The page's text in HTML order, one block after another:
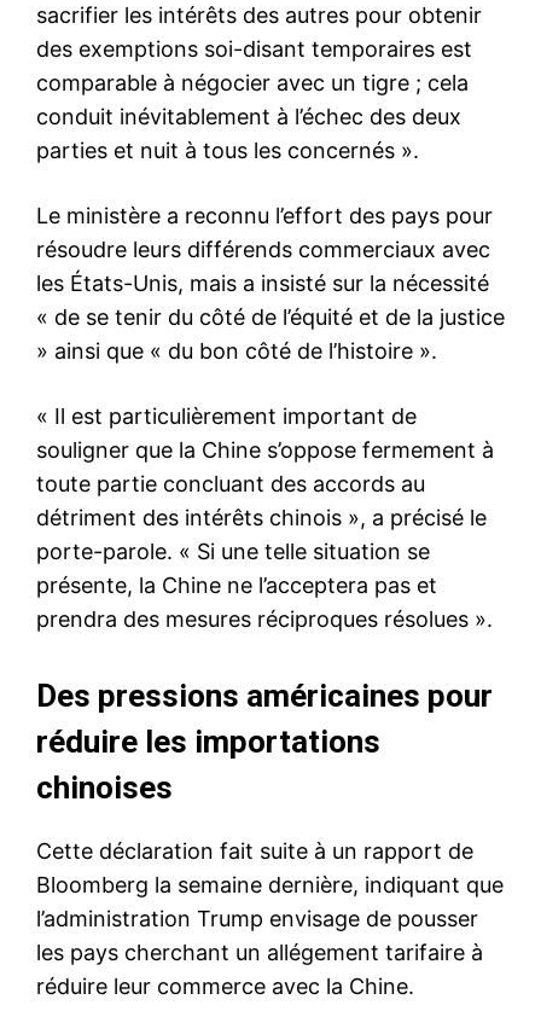
sacrifier les intérêts des autres pour obtenir
des exemptions soi-disant temporaires est
comparable à négocier avec un tigre ; cela
conduit inévitablement à l’échec des deux
parties et nuit à tous les concernés ».
Le ministère a reconnu l’effort des pays pour
résoudre leurs différends commerciaux avec
les États-Unis, mais a insisté sur la nécessité
« de se tenir du côté de l’équité et de la justice
» ainsi que « du bon côté de l’histoire ».
« Il est particulièrement important de
souligner que la Chine s’oppose fermement à
toute partie concluant des accords au
détriment des intérêts chinois », a précisé le
porte-parole. « Si une telle situation se
présente, la Chine ne l’acceptera pas et
prendra des mesures réciproques résolues ».
Des pressions américaines pour
réduire les importations
chinoises
Cette déclaration fait suite à un rapport de
Bloomberg la semaine dernière, indiquant que
l’administration Trump envisage de pousser
les pays cherchant un allégement tarifaire à
réduire leur commerce avec la Chine.